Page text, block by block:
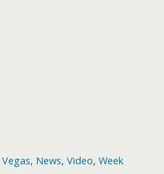
, News, Video, Week